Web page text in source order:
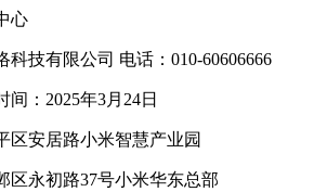
心
技有限公司 电话：010-60606666
间：2025年3月24日
区安居路小米智慧产业园
区永初路37号小米华东总部